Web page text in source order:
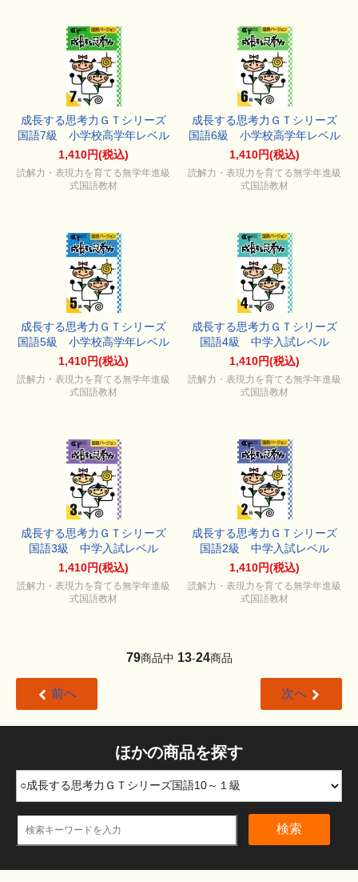
成長する思考力ＧＴシリーズ
国語7級 小学校高学年レベル
1,410円(税込)
読解力・表現力を育てる無学年進級
式国語教材
成長する思考力ＧＴシリーズ
国語6級 小学校高学年レベル
1,410円(税込)
読解力・表現力を育てる無学年進級
式国語教材
成長する思考力ＧＴシリーズ
国語5級 小学校高学年レベル
1,410円(税込)
読解力・表現力を育てる無学年進級
式国語教材
成長する思考力ＧＴシリーズ
国語4級 中学入試レベル
1,410円(税込)
読解力・表現力を育てる無学年進級
式国語教材
成長する思考力ＧＴシリーズ
国語3級 中学入試レベル
1,410円(税込)
読解力・表現力を育てる無学年進級
式国語教材
成長する思考力ＧＴシリーズ
国語2級 中学入試レベル
1,410円(税込)
読解力・表現力を育てる無学年進級
式国語教材
79商品中 13-24商品
前へ 次へ
ほかの商品を探す
検索